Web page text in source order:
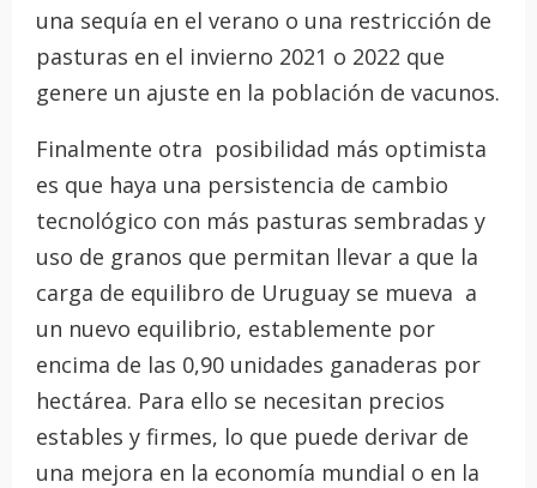
una sequía en el verano o una restricción de
pasturas en el invierno 2021 o 2022 que
genere un ajuste en la población de vacunos.
Finalmente otra posibilidad más optimista
es que haya una persistencia de cambio
tecnológico con más pasturas sembradas y
uso de granos que permitan llevar a que la
carga de equilibro de Uruguay se mueva a
un nuevo equilibrio, establemente por
encima de las 0,90 unidades ganaderas por
hectárea. Para ello se necesitan precios
estables y firmes, lo que puede derivar de
una mejora en la economía mundial o en la